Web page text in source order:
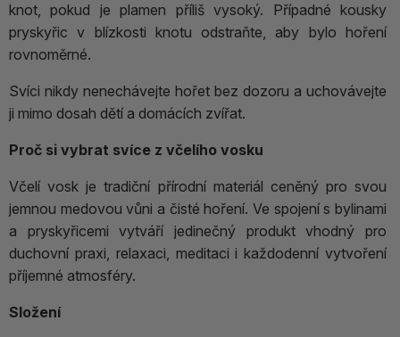
knot, pokud je plamen příliš vysoký. Případné kousky
pryskyřic v blízkosti knotu odstraňte, aby bylo hoření
rovnoměrné.
Svíci nikdy nenechávejte hořet bez dozoru a uchovávejte
ji mimo dosah dětí a domácích zvířat.
Proč si vybrat svíce z včelího vosku
Včelí vosk je tradiční přírodní materiál ceněný pro svou
jemnou medovou vůni a čisté hoření. Ve spojení s bylinami
a pryskyřicemi vytváří jedinečný produkt vhodný pro
duchovní praxi, relaxaci, meditaci i každodenní vytvoření
příjemné atmosféry.
Složení